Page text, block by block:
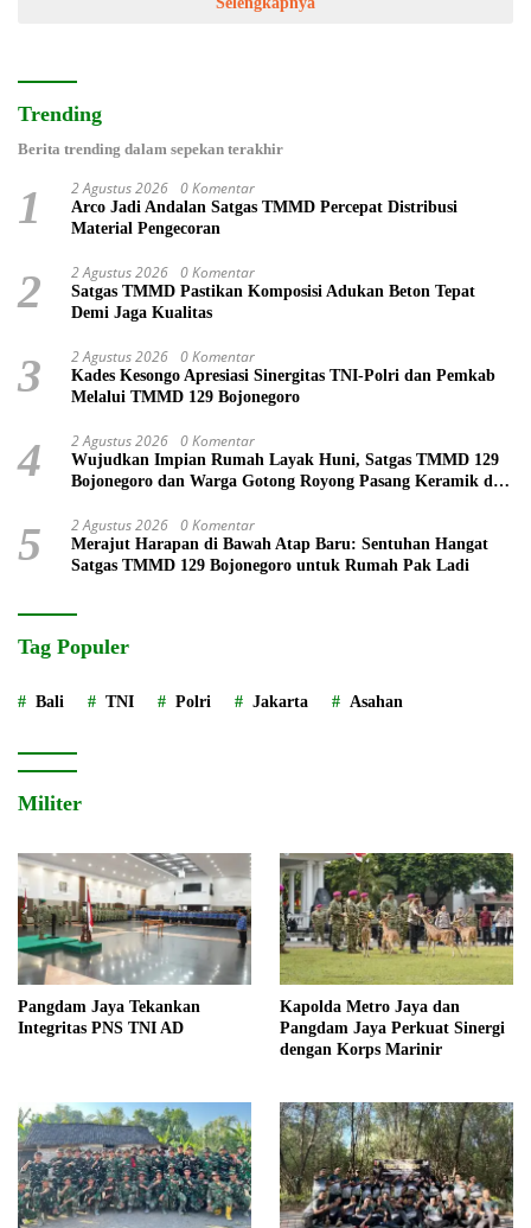
Trending
Berita trending dalam sepekan terakhir
1 2 Agustus 2026 0 Komentar
Arco Jadi Andalan Satgas TMMD Percepat Distribusi
Material Pengecoran
2 2 Agustus 2026 0 Komentar
Satgas TMMD Pastikan Komposisi Adukan Beton Tepat
Demi Jaga Kualitas
3 2 Agustus 2026 0 Komentar
Kades Kesongo Apresiasi Sinergitas TNI-Polri dan Pemkab
Melalui TMMD 129 Bojonegoro
4 2 Agustus 2026 0 Komentar
Wujudkan Impian Rumah Layak Huni, Satgas TMMD 129
Bojonegoro dan Warga Gotong Royong Pasang Keramik di
5 2 Agustus 2026 0 Komentar
Merajut Harapan di Bawah Atap Baru: Sentuhan Hangat
Satgas TMMD 129 Bojonegoro untuk Rumah Pak Ladi
Tag Populer
Bali TNI Polri Jakarta Asahan
Militer
Pangdam Jaya Tekankan
Integritas PNS TNI AD
Kapolda Metro Jaya dan
Pangdam Jaya Perkuat Sinergi
dengan Korps Marinir